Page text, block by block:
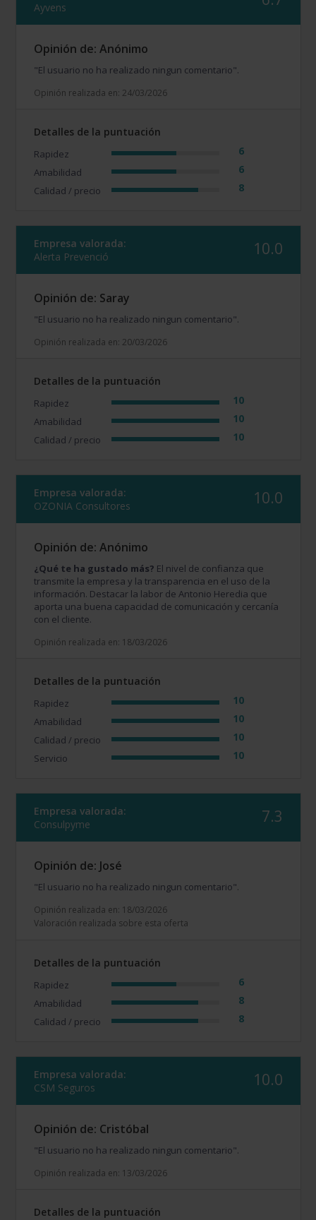
Ayvens
Opinión de: Anónimo
"El usuario no ha realizado ningun comentario".
Opinión realizada en: 24/03/2026
Detalles de la puntuación
Rapidez 6
Amabilidad 6
Calidad / precio 8
Empresa valorada:
Alerta Prevenció
10.0
Opinión de: Saray
"El usuario no ha realizado ningun comentario".
Opinión realizada en: 20/03/2026
Detalles de la puntuación
Rapidez 10
Amabilidad 10
Calidad / precio 10
Empresa valorada:
OZONIA Consultores
10.0
Opinión de: Anónimo
¿Qué te ha gustado más? El nivel de confianza que
transmite la empresa y la transparencia en el uso de la
información. Destacar la labor de Antonio Heredia que
aporta una buena capacidad de comunicación y cercanía
con el cliente.
Opinión realizada en: 18/03/2026
Detalles de la puntuación
Rapidez 10
Amabilidad 10
Calidad / precio 10
Servicio 10
Empresa valorada:
Consulpyme
7.3
Opinión de: José
"El usuario no ha realizado ningun comentario".
Opinión realizada en: 18/03/2026
Valoración realizada sobre esta oferta
Detalles de la puntuación
Rapidez 6
Amabilidad 8
Calidad / precio 8
Empresa valorada:
CSM Seguros
10.0
Opinión de: Cristóbal
"El usuario no ha realizado ningun comentario".
Opinión realizada en: 13/03/2026
Detalles de la puntuación